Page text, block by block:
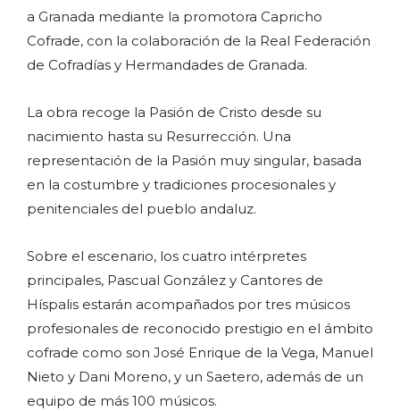
a Granada mediante la promotora Capricho
Cofrade, con la colaboración de la Real Federación
de Cofradías y Hermandades de Granada.
La obra recoge la Pasión de Cristo desde su
nacimiento hasta su Resurrección. Una
representación de la Pasión muy singular, basada
en la costumbre y tradiciones procesionales y
penitenciales del pueblo andaluz.
Sobre el escenario, los cuatro intérpretes
principales, Pascual González y Cantores de
Híspalis estarán acompañados por tres músicos
profesionales de reconocido prestigio en el ámbito
cofrade como son José Enrique de la Vega, Manuel
Nieto y Dani Moreno, y un Saetero, además de un
equipo de más 100 músicos.